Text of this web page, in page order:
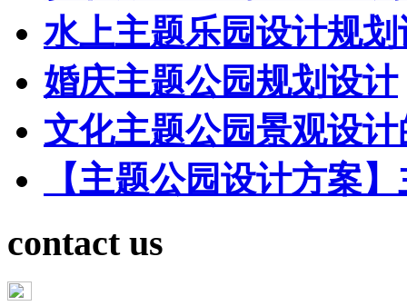
水上主题乐园设计规划
婚庆主题公园规划设计
文化主题公园景观设计
【主题公园设计方案
contact us